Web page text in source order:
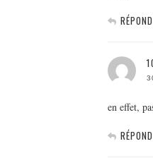
en effet,